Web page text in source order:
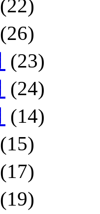
(22)
(26)
(23)
(24)
(14)
(15)
(17)
(19)